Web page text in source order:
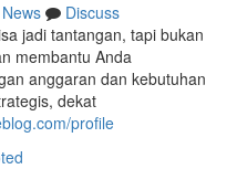
News
Discuss
jadi tantangan, tapi bukan
membantu Anda
anggaran dan kebutuhan
dekat
profile